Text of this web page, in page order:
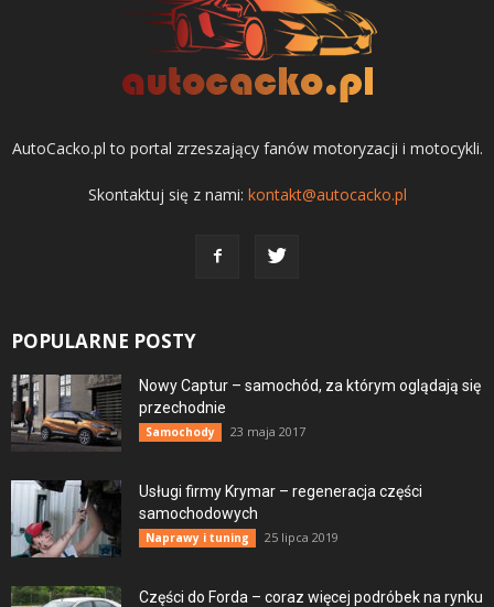
AutoCacko.pl to portal zrzeszający fanów motoryzacji i motocykli.
Skontaktuj się z nami: kontakt@autocacko.pl
POPULARNE POSTY
Nowy Captur – samochód, za którym oglądają się
przechodnie
Samochody 23 maja 2017
Usługi firmy Krymar – regeneracja części
samochodowych
Naprawy i tuning 25 lipca 2019
Części do Forda – coraz więcej podróbek na rynku